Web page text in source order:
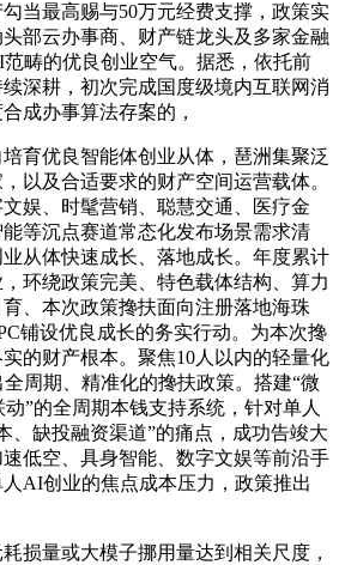
最高赐与50万元经费支撑，政策实
部云办事商、财产链龙头及多家金融
畴的优良创业空气。据悉，依托前
深耕，初次完成国度级境内互联网消
成办事算法存案的，
优良智能体创业从体，琶洲集聚泛
以及合适要求的财产空间运营载体。
娱、时髦营销、聪慧交通、医疗金
等沉点赛道常态化发布场景需求清
从体快速成长、落地成长。年度累计
环绕政策完美、特色载体结构、算力
、本次政策搀扶面向注册落地海珠
铺设优良成长的务实行动。为本次搀
的财产根本。聚焦10人以内的轻量化
周期、精准化的搀扶政策。搭建“微
”的全周期本钱支持系统，针对单人
、缺投融资渠道”的痛点，成功告竣大
低空、具身智能、数字文娱等前沿手
AI创业的焦点成本压力，政策推出
量或大模子挪用量达到相关尺度，